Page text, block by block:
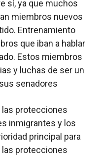
sí, ya que muchos
miembros nuevos
Entrenamiento
que iban a hablar
Estos miembros
y luchas de ser un
senadores
las protecciones
inmigrantes y los
principal para
las protecciones